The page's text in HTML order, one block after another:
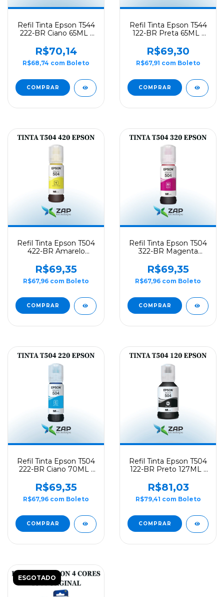
Refil Tinta Epson T544
222-BR Ciano 65ML -
R$70,14
R$68,74 com Boleto
Refil Tinta Epson T544
122-BR Preta 65ML -
R$69,30
R$67,91 com Boleto
Refil Tinta Epson T504
422-BR Amarelo
R$69,35
R$67,96 com Boleto
Refil Tinta Epson T504
322-BR Magenta
R$69,35
R$67,96 com Boleto
Refil Tinta Epson T504
222-BR Ciano 70ML -
R$69,35
R$67,96 com Boleto
Refil Tinta Epson T504
122-BR Preto 127ML -
R$81,03
R$79,41 com Boleto
ESGOTADO